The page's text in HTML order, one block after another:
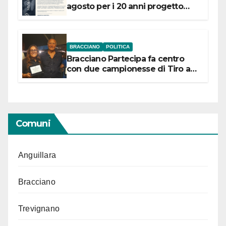
agosto per i 20 anni progetto
BRACCIANO POLITICA
Bracciano Partecipa fa centro
con due campionesse di Tiro a
Comuni
Anguillara
Bracciano
Trevignano